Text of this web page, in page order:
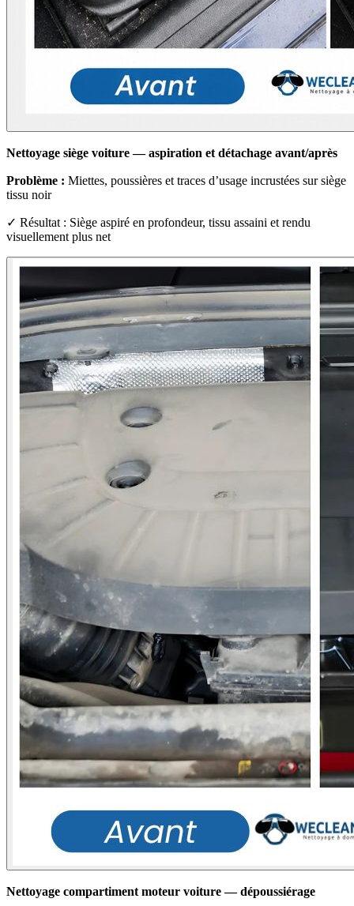
Nettoyage siège voiture — aspiration et détachage avant/après
Problème : Miettes, poussières et traces d’usage incrustées sur siège
tissu noir
✓ Résultat : Siège aspiré en profondeur, tissu assaini et rendu
visuellement plus net
Nettoyage compartiment moteur voiture — dépoussiérage